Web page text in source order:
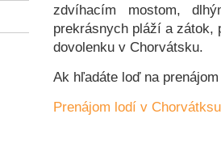
zdvíhacím mostom,
prekrásnych pláží a zátok,
dovolenku v Chorvátsku.
Ak hľadáte loď na
Prenájom lodí v Chorvátksu